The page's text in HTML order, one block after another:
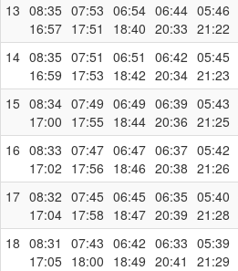
13 08:35
16:57
07:53
17:51
06:54
18:40
06:44
20:33
05:46
21:22
14 08:35
16:59
07:51
17:53
06:51
18:42
06:42
20:34
05:45
21:23
15 08:34
17:00
07:49
17:55
06:49
18:44
06:39
20:36
05:43
21:25
16 08:33
17:02
07:47
17:56
06:47
18:46
06:37
20:38
05:42
21:26
17 08:32
17:04
07:45
17:58
06:45
18:47
06:35
20:39
05:40
21:28
18 08:31
17:05
07:43
18:00
06:42
18:49
06:33
20:41
05:39
21:29